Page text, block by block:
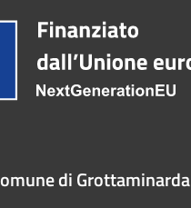
di Grottaminarda